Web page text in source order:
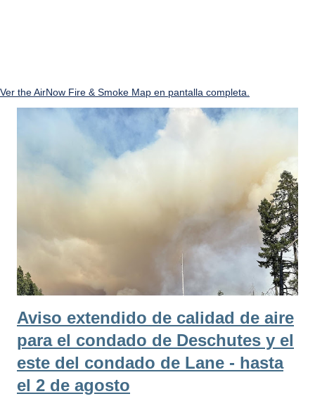
Ver the AirNow Fire & Smoke Map en pantalla completa.
Aviso extendido de calidad de aire
para el condado de Deschutes y el
este del condado de Lane - hasta
el 2 de agosto